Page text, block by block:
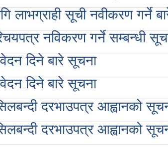
लाभग्राही सूची नवीकरण गर्ने
नविकरण गर्ने सम्बन्धी
दिने बारे सूचना
दिने बारे सूचना
दरभाउपत्र आह्वानको
दरभाउपत्र आह्वानको